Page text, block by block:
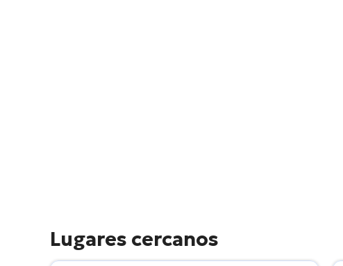
Lugares cercanos